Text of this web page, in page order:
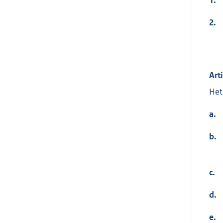
2.
a.
b.
c.
d.
e.